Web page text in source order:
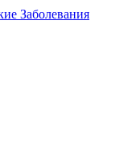
Заболевания